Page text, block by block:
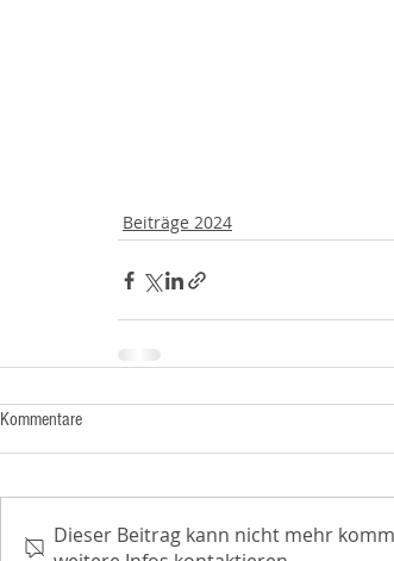
Beiträge 2024
Kommentare
Dieser Beitrag kann nicht mehr